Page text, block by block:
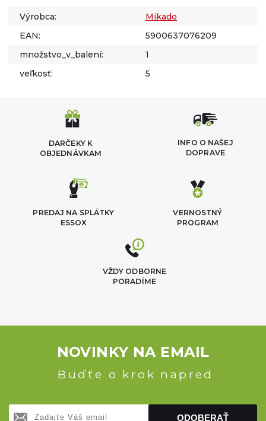
Výrobca:
Mikado
EAN:
5900637076209
množstvo_v_balení:
1
veľkosť:
5
DARČEKY K
OBJEDNÁVKAM
INFO O NAŠEJ
DOPRAVE
VERNOSTNÝ
PROGRAM
PREDAJ NA SPLÁTKY
ESSOX
VŽDY ODBORNE
PORADÍME
NOVINKY NA EMAIL
Buďťe o krok napred
ODOBERAŤ